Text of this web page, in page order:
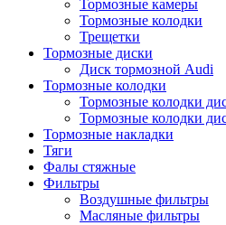
Тормозные камеры
Тормозные колодки
Трещетки
Тормозные диски
Диск тормозной Audi
Тормозные колодки
Тормозные колодки
Тормозные колодки
Тормозные накладки
Тяги
Фалы стяжные
Фильтры
Воздушные фильтры
Масляные фильтры